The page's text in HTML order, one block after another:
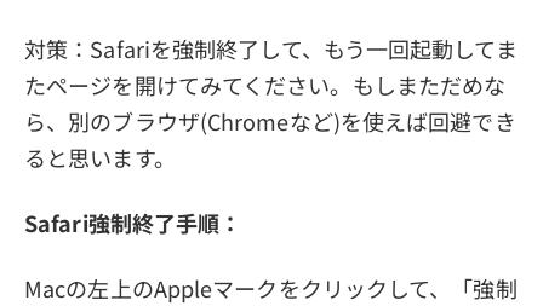
対策：Safariを強制終了して、もう一回起動してま
たページを開けてみてください。もしまただめな
ら、別のブラウザ(Chromeなど)を使えば回避でき
ると思います。
Safari強制終了手順：
Macの左上のAppleマークをクリックして、「強制